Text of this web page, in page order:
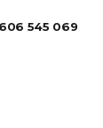
545 069